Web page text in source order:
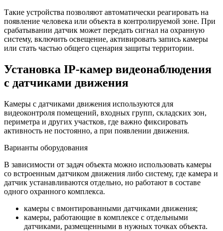
Такие устройства позволяют автоматически реагировать на
появление человека или объекта в контролируемой зоне. При
срабатывании датчик может передать сигнал на охранную
систему, включить освещение, активировать запись камеры
или стать частью общего сценария защиты территории.
Установка IP-камер видеонаблюдения
с датчиками движения
Камеры с датчиками движения используются для
видеоконтроля помещений, входных групп, складских зон,
периметра и других участков, где важно фиксировать
активность не постоянно, а при появлении движения.
Варианты оборудования
В зависимости от задач объекта можно использовать камеры
со встроенным датчиком движения либо систему, где камера и
датчик устанавливаются отдельно, но работают в составе
одного охранного комплекса.
камеры с вмонтированными датчиками движения;
камеры, работающие в комплексе с отдельными
датчиками, размещенными в нужных точках объекта.